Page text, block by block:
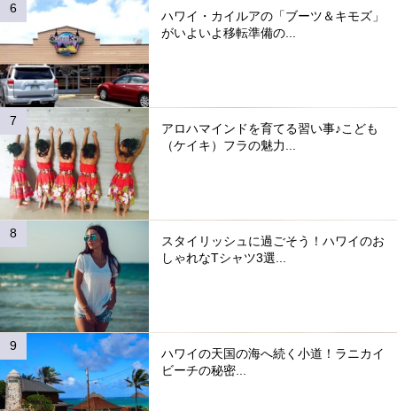
ハワイ・カイルアの「ブーツ＆キモズ」
がいよいよ移転準備の...
アロハマインドを育てる習い事♪こども
（ケイキ）フラの魅力...
スタイリッシュに過ごそう！ハワイのお
しゃれなTシャツ3選...
ハワイの天国の海へ続く小道！ラニカイ
ビーチの秘密...